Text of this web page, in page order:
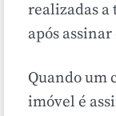
realizadas a
após assinar
Quando um
imóvel é